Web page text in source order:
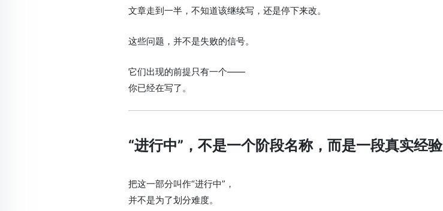
文章走到一半，不知道该继续写，还是停下来改。
这些问题，并不是失败的信号。
它们出现的前提只有一个——
你已经在写了。
“进行中”，不是一个阶段名称，而是一段真实经验
把这一部分叫作“进行中”，
并不是为了划分难度。